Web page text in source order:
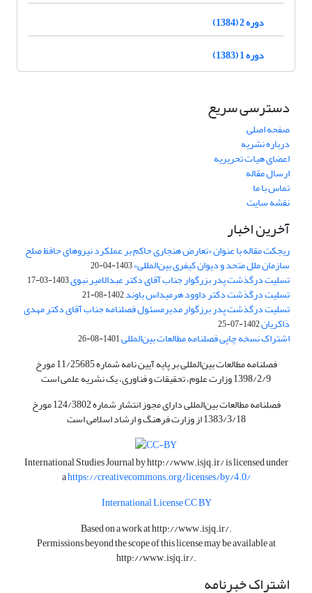
دوره 2 (1384)
دوره 1 (1383)
دسترسی سریع
صفحه اصلی
درباره نشریه
اعضای هیات تحریریه
ارسال مقاله
تماس با ما
نقشه سایت
آخرین اخبار
ریجکت مقاله با عنوان «تعارض هنجاری حاکم بر عملکرد نیروهای حافظ صلح
سازمان ملل متحد و دیوان کیفری بین‌المللی»1403-04-20
تسلیت درگذشت پدر بزرگوار جناب آقای دکتر عبدالامیر نبوی1403-03-17
تسلیت درگذشت دکتر داوود هرمیداس باوند1402-08-21
تسلیت درگذشت پدر برزگوار مدیرمسئول فصلنامه جناب آقای دکتر مهدی
ذاکریان1402-07-25
اشتراک نسخه چاپی فصلنامه مطالعات بین‌المللی1401-08-26
فصلنامه مطالعات بین‌المللی بر پایه آیین نامه شماره 11/25685 مورخ
1398/2/9 وزارت علوم، تحقیقات و فناوری، یک نشریه علمی است
فصلنامه مطالعات بین‌المللی دارای مجوز انتشار شماره 124/3802 مورخ
1383/3/18 از وزارت فرهنگ و ارشاد اسلامی است
International Studies Journal byhttp://www.isjq.ir/is licensed under
ahttps://creativecommons.org/licenses/by/4.0/
International License CC BY
Based on a work athttp://www.isjq.ir/.
Permissions beyond the scope of this license may be available at
http://www.isjq.ir/.
اشتراک خبرنامه